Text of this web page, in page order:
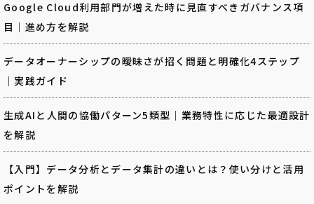
Google Cloud利用部門が増えた時に見直すべきガバナンス項
目｜進め方を解説
データオーナーシップの曖昧さが招く問題と明確化4ステップ
｜実践ガイド
生成AIと人間の協働パターン5類型｜業務特性に応じた最適設計
を解説
【入門】データ分析とデータ集計の違いとは？使い分けと活用
ポイントを解説